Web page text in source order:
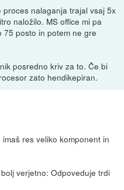
nalaganja trajal vsaj 5x
naložilo. MS office mi pa
posto in potem ne gre
posredno kriv za to. Če bi
zato hendikepiran.
res veliko komponent in
verjetno: Odpoveduje trdi